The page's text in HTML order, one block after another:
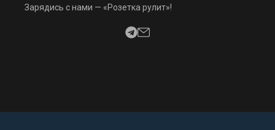
Зарядись с нами — «Розетка рулит»!